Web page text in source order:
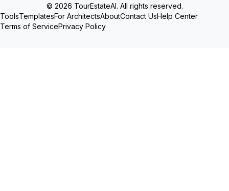
© 2026 TourEstateAI. All rights reserved.
ToolsTemplatesFor ArchitectsAboutContact UsHelp Center
Terms of ServicePrivacy Policy